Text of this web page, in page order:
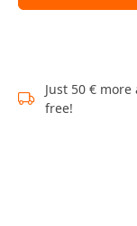
Just 50 €
free!